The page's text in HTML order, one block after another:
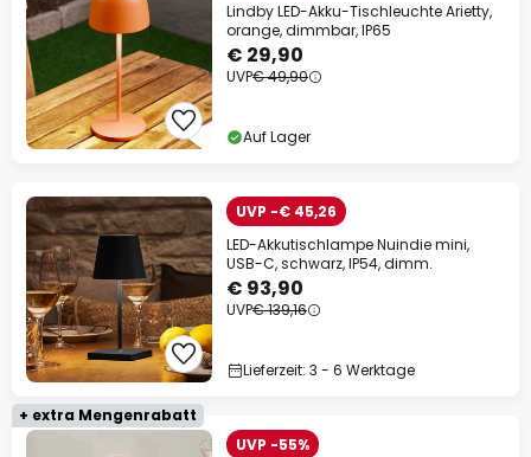
Lindby LED-Akku-Tischleuchte Arietty,
orange, dimmbar, IP65
€ 29,90
UVP€ 49,90
Auf Lager
UVP -€ 45,26
LED-Akkutischlampe Nuindie mini,
USB-C, schwarz, IP54, dimm.
€ 93,90
UVP€ 139,16
Lieferzeit: 3 - 6 Werktage
+ extra Mengenrabatt
UVP -55%